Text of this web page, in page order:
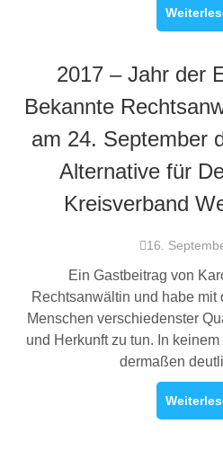
2017 – Jahr der
Bekannte
am 24. September
Alternative für
Kreisverband
16.
Ein Gastbeitrag von
Rechtsanwältin und habe
Menschen verschiedenster
und Herkunft zu tun. In
dermaßen